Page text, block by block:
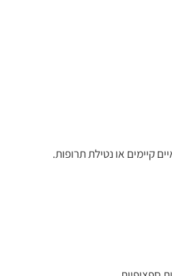
קיימים או נטילת תרופות.